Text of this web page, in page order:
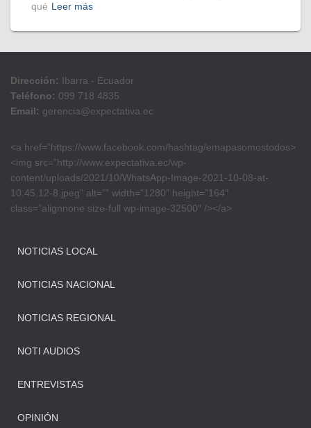
qué Leer más
Dirección: Ibarra - Ecuador
Teléfono: 099 718 4835
Email: gerencia@expectativa.ec
<a href=”https://www.facebook.com/hashtag/emapasomostodos>
<img src=”http://www.expectativa.ec/wp-
content/uploads/2021/10/WhatsApp-Image-2021-10-08-at-
10.45.12-8.jpeg” alt=”” width=”1280″ height=”164″
class=”alignnone size-full wp-image-32500″ /></a>
NOTICIAS LOCAL
NOTICIAS NACIONAL
NOTICIAS REGIONAL
NOTI AUDIOS
ENTREVISTAS
OPINIÓN